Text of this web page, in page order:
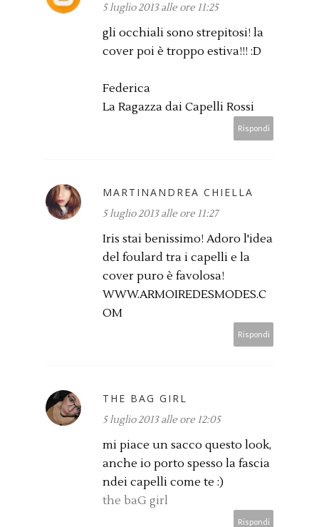
5 luglio 2013 alle ore 11:25
gli occhiali sono strepitosi! la
cover poi è troppo estiva!!! :D
Federica
La Ragazza dai Capelli Rossi
Rispondi
MARTINANDREA CHIELLA
5 luglio 2013 alle ore 11:27
Iris stai benissimo! Adoro l'idea
del foulard tra i capelli e la
cover puro è favolosa!
WWW.ARMOIREDESMODES.C
OM
Rispondi
THE BAG GIRL
5 luglio 2013 alle ore 12:05
mi piace un sacco questo look,
anche io porto spesso la fascia
ndei capelli come te :)
the baG girl
Rispondi